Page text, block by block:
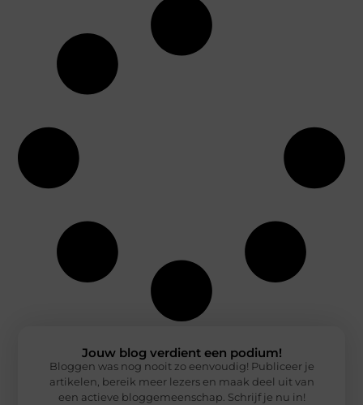
Jouw blog verdient een podium!
Bloggen was nog nooit zo eenvoudig! Publiceer je
artikelen, bereik meer lezers en maak deel uit van
een actieve bloggemeenschap. Schrijf je nu in!